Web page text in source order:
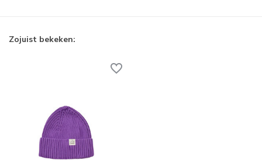
Zojuist bekeken: